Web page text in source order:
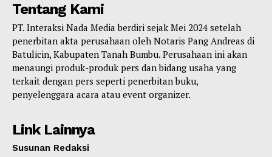
Tentang Kami
PT. Interaksi Nada Media berdiri sejak Mei 2024 setelah
penerbitan akta perusahaan oleh Notaris Pang Andreas di
Batulicin, Kabupaten Tanah Bumbu. Perusahaan ini akan
menaungi produk-produk pers dan bidang usaha yang
terkait dengan pers seperti penerbitan buku,
penyelenggara acara atau event organizer.
Link Lainnya
Susunan Redaksi